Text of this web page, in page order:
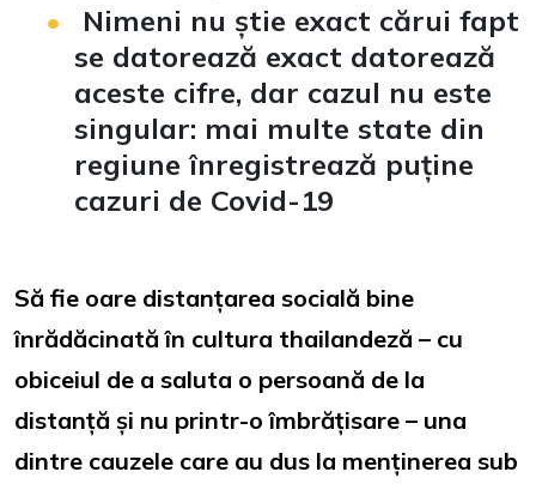
Nimeni nu știe exact cărui fapt
se datorează exact datorează
aceste cifre, dar cazul nu este
singular: mai multe state din
regiune înregistrează puține
cazuri de Covid-19
Să fie oare distanțarea socială bine
înrădăcinată în cultura thailandeză – cu
obiceiul de a saluta o persoană de la
distanță și nu printr-o îmbrățisare – una
dintre cauzele care au dus la menținerea sub